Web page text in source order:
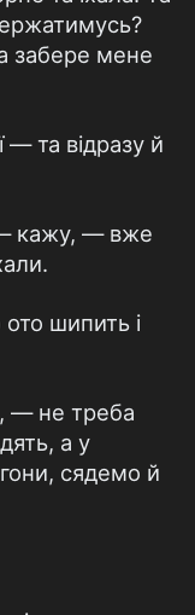
забере мене
— та відразу й
кажу, — вже
шипить і
— не треба
а у
сядемо й